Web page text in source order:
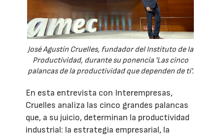
José Agustín Cruelles, fundador del Instituto de la
Productividad, durante su ponencia 'Las cinco
palancas de la productividad que dependen de ti'.
En esta entrevista con Interempresas,
Cruelles analiza las cinco grandes palancas
que, a su juicio, determinan la productividad
industrial: la estrategia empresarial, la